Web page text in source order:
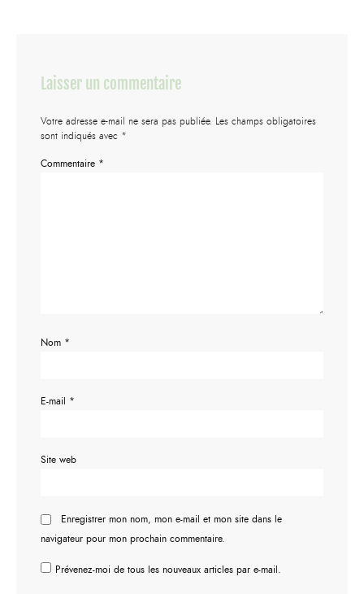
Laisser un commentaire
Votre adresse e-mail ne sera pas publiée. Les champs obligatoires
sont indiqués avec *
Commentaire *
Nom *
E-mail *
Site web
Enregistrer mon nom, mon e-mail et mon site dans le
navigateur pour mon prochain commentaire.
Prévenez-moi de tous les nouveaux articles par e-mail.